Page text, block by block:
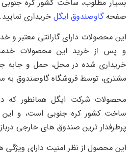
بسیار مطلوب، ساخت کشور کره جنوبی
صفحهگاوصندوق ایگل خریداری نمایید.
این محصولات دارای گارانتی معتبر
و پس از خرید این محصولات
خریداری شده در محل، حمل و جابه
مشتری، توسط فروشگاه گاوصندوق به
محصولات شرکت ایگل همانطور که
ساخت کشور کره جنوبی است، و این
پرطرفدار ترین صندوق های خارجی
این محصول از نظر امنیت دارای